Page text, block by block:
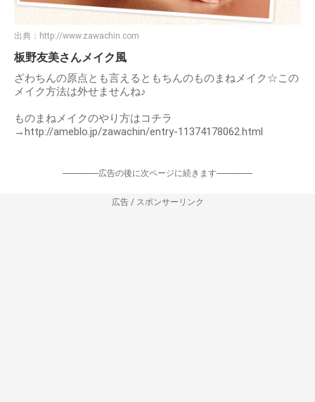
出典： http://www.zawachin.com
板野友美さんメイク風
ざわちんの原点とも言えるともちんのものまねメイク☆この
メイク方法は外せませんね♪
ものまねメイクのやり方はコチラ
→http://ameblo.jp/zawachin/entry-11374178062.html
-----------------広告の後に次ページに続きます-----------------
広告 / スポンサーリンク